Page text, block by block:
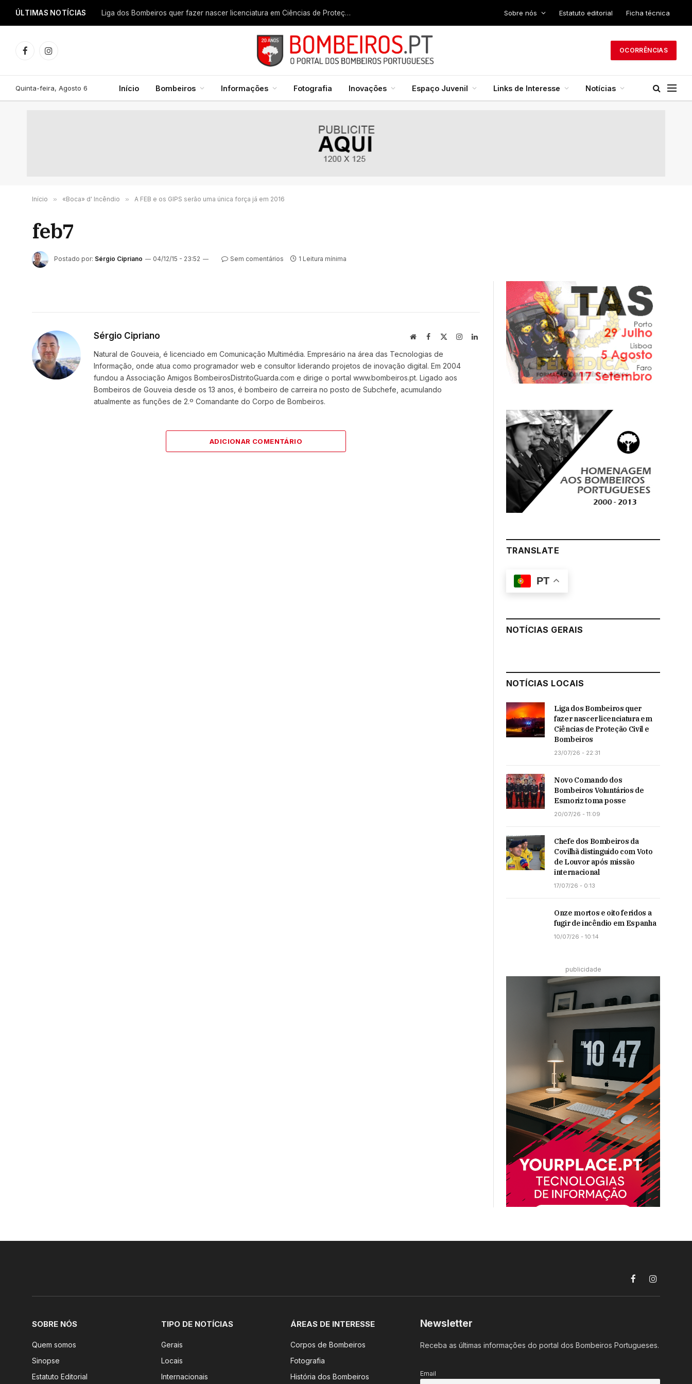
ÚLTIMAS NOTÍCIAS Liga dos Bombeiros quer fazer nascer licenciatura em Ciências de Proteção Civil e Bombeiros Sobre nós Estatuto editorial Ficha técnica
FacebookInstagram
OCORRÊNCIAS
Quinta-feira, Agosto 6 Início Bombeiros Informações Fotografia Inovações Espaço Juvenil Links de Interesse Notícias
Início » «Boca» d' Incêndio » A FEB e os GIPS serão uma única força já em 2016
feb7
Postado por: Sérgio Cipriano 04/12/15 - 23:52 Sem comentários 1 Leitura mínima
Sérgio Cipriano WebsiteFacebook InstagramLinkedIn
Natural de Gouveia, é licenciado em Comunicação Multimédia. Empresário na área das Tecnologias de
Informação, onde atua como programador web e consultor liderando projetos de inovação digital. Em 2004
fundou a Associação Amigos BombeirosDistritoGuarda.com e dirige o portal www.bombeiros.pt. Ligado aos
Bombeiros de Gouveia desde os 13 anos, é bombeiro de carreira no posto de Subchefe, acumulando
atualmente as funções de 2.º Comandante do Corpo de Bombeiros.
ADICIONAR COMENTÁRIO
TRANSLATE
PT
NOTÍCIAS GERAIS
NOTÍCIAS LOCAIS
Liga dos Bombeiros quer
fazer nascer licenciatura em
Ciências de Proteção Civil e
Bombeiros
23/07/26 - 22:31
Novo Comando dos
Bombeiros Voluntários de
Esmoriz toma posse
20/07/26 - 11:09
Chefe dos Bombeiros da
Covilhã distinguido com Voto
de Louvor após missão
internacional
17/07/26 - 0:13
Onze mortos e oito feridos a
fugir de incêndio em Espanha
10/07/26 - 10:14
publicidade
FacebookInstagram
SOBRE NÓS
Quem somos
Sinopse
Estatuto Editorial
TIPO DE NOTÍCIAS
Gerais
Locais
Internacionais
ÁREAS DE INTERESSE
Corpos de Bombeiros
Fotografia
História dos Bombeiros
Newsletter
Receba as últimas informações do portal dos Bombeiros Portugueses.
Email